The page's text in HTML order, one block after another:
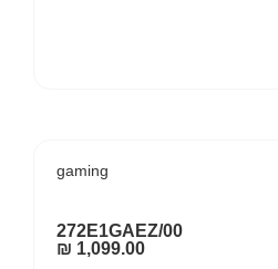
gaming
272E1GAEZ/00
1,099.00
₪